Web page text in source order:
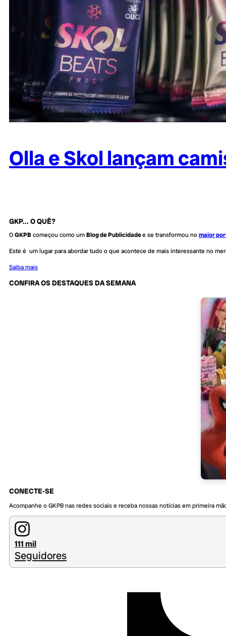
Olla e Skol lançam
GKP... O QUÊ?
OGKPBcomeçou como umBlog de Publicidadee se transformou nomaior
Este é um lugar para abordar tudo o que acontece de mais interessante no
Saiba mais
CONFIRA OS DESTAQUES DA SEMANA
CONECTE-SE
Acompanhe o GKPB nas redes sociais e receba nossas notícias em primeira
111 mil
Seguidores